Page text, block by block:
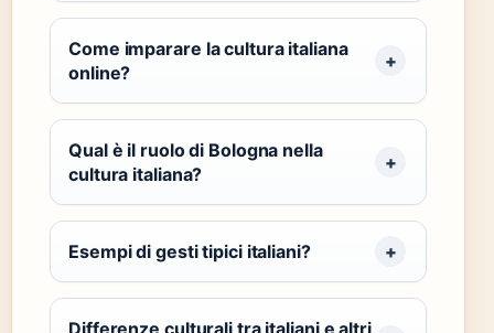
Come imparare la cultura italiana
online?
Qual è il ruolo di Bologna nella
cultura italiana?
Esempi di gesti tipici italiani?